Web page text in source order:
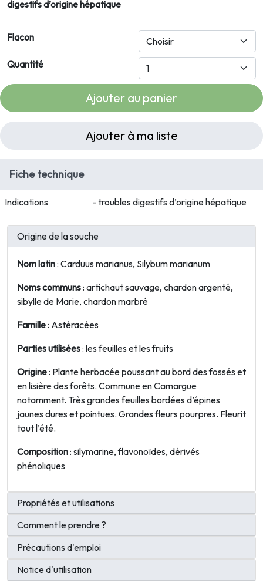
digestifs d’origine hépatique
Flacon
Quantité
Ajouter au panier
Ajouter à ma liste
Fiche technique
Indications - troubles digestifs d’origine hépatique
Origine de la souche
Nom latin: Carduus marianus, Silybum marianum
Noms communs: artichaut sauvage, chardon argenté,
sibylle de Marie, chardon marbré
Famille: Astéracées
Parties utilisées: les feuilles et les fruits
Origine: Plante herbacée poussant au bord des fossés et
en lisière des forêts. Commune en Camargue
notamment. Très grandes feuilles bordées d’épines
jaunes dures et pointues. Grandes fleurs pourpres. Fleurit
tout l’été.
Composition: silymarine, flavonoïdes, dérivés
phénoliques
Propriétés et utilisations
Comment le prendre ?
Précautions d'emploi
Notice d'utilisation